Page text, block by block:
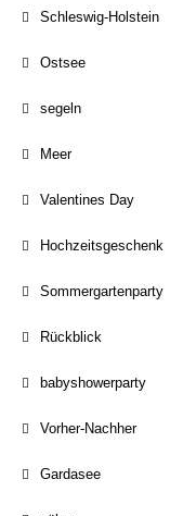
Schleswig-Holstein
Ostsee
segeln
Meer
Valentines Day
Hochzeitsgeschenk
Sommergartenparty
Rückblick
babyshowerparty
Vorher-Nachher
Gardasee